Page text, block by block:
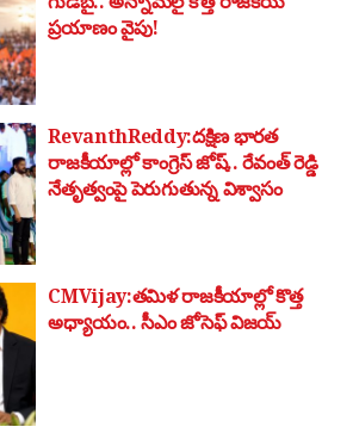
ప్రయాణం వైపు!
RevanthReddy:దక్షిణ భారత
రాజకీయాల్లో కాంగ్రెస్ జోష్.. రేవంత్ రెడ్డి
నేతృత్వంపై పెరుగుతున్న విశ్వాసం
CMVijay:తమిళ రాజకీయాల్లో కొత్త
అధ్యాయం.. సీఎం జోసెఫ్ విజయ్